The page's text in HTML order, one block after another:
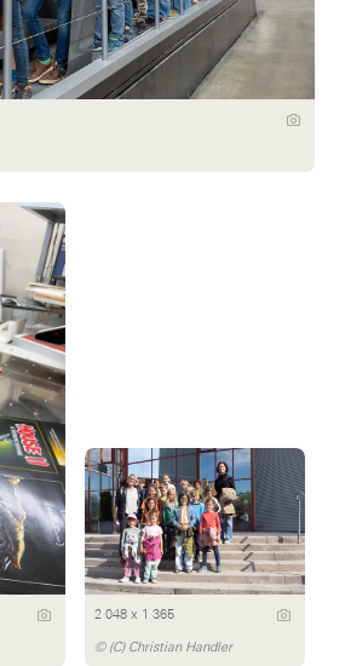
2 048 x 1 365
© (C) Christian Handler